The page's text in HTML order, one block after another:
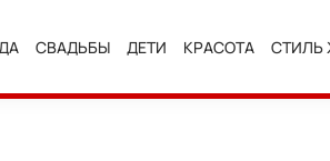
СВАДЬБЫ ДЕТИ КРАСОТА СТИЛЬ